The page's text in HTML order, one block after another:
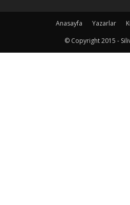
Anasayfa Yazarlar
© Copyright 2015 -